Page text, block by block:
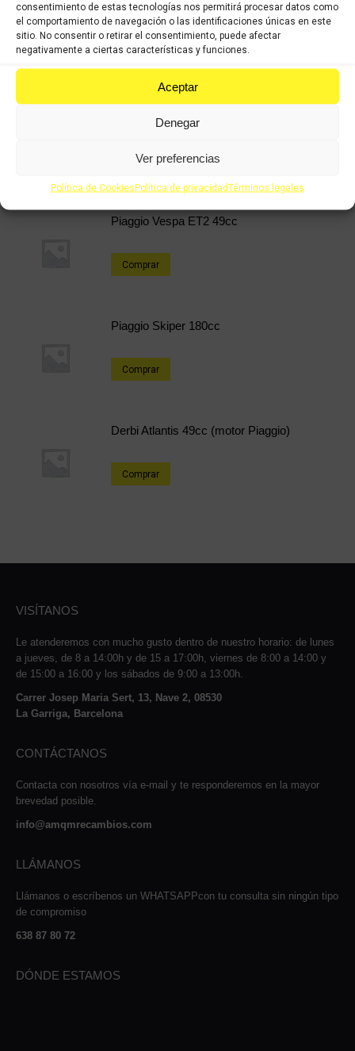
consentimiento de estas tecnologías nos permitirá procesar datos como
el comportamiento de navegación o las identificaciones únicas en este
sitio. No consentir o retirar el consentimiento, puede afectar
negativamente a ciertas características y funciones.
Aceptar
Denegar
Ver preferencias
Política de CookiesPolítica de privacidadTérminos legales
Categorías:Recambios ocasión Piaggio ,PIAGGIO X8 125cc
Share this product
Share
on
Piaggio Vespa ET2 49cc
Comprar
Piaggio Skiper 180cc
Comprar
Derbi Atlantis 49cc (motor Piaggio)
Comprar
VISÍTANOS
Le atenderemos con mucho gusto dentro de nuestro horario: de lunes
a jueves, de 8 a 14:00h y de 15 a 17:00h, viernes de 8:00 a 14:00 y
de 15:00 a 16:00 y los sábados de 9:00 a 13:00h.
Carrer Josep Maria Sert, 13, Nave 2, 08530
La Garriga, Barcelona
CONTÁCTANOS
Contacta con nosotros vía e-mail y te responderemos en la mayor
brevedad posible.
info@amqmrecambios.com
LLÁMANOS
Llámanos o escríbenos un WHATSAPPcon tu consulta sin ningún tipo
de compromiso
638 87 80 72
DÓNDE ESTAMOS